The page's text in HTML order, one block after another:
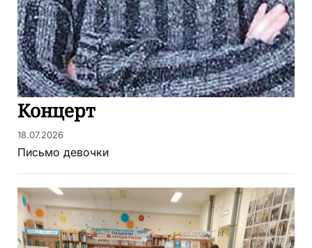
Концерт
18.07.2026
Письмо девочки